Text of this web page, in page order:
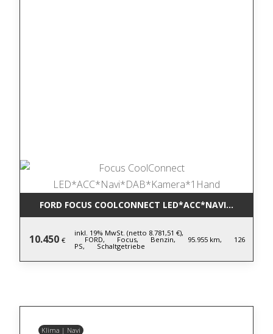
FORD FOCUS COOLCONNECT
10.450 €
inkl. 19% MwSt. (netto 8.781,51 €),
FORD, Focus, Benzin, 95.955 km, 126
PS, Schaltgetriebe
Klima | Navi